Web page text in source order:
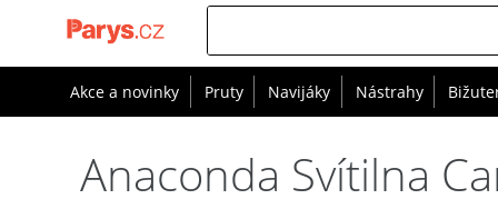
Akce a novinky Pruty Navijáky Nástrahy
Anaconda Svítilna